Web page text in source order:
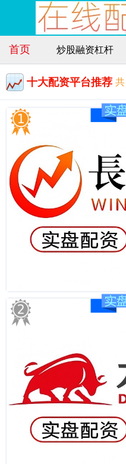
首页 炒股融资杠杆
十大配资平台推荐 共